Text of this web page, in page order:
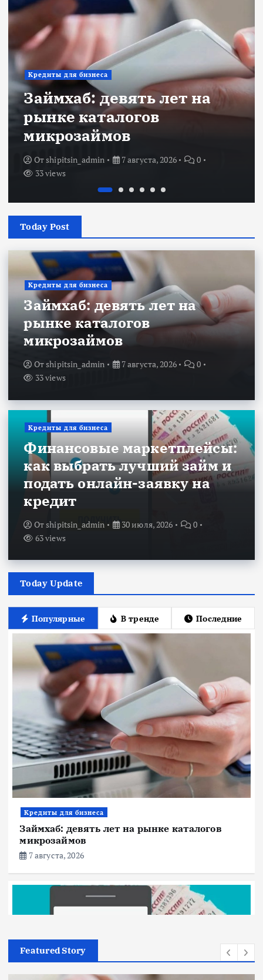
Кредиты для бизнеса
Займхаб: девять лет на
рынке каталогов
микрозаймов
Отshipitsin_admin 7 августа, 2026
0
33 views
Today Post
Кредиты для бизнеса
Займхаб: девять лет на
рынке каталогов
микрозаймов
Отshipitsin_admin 7 августа, 2026
0
33 views
Кредиты для бизнеса
Финансовые маркетплейсы:
как выбрать лучший займ и
подать онлайн-заявку на
кредит
От shipitsin_admin 30 июля, 2026
0
63 views
Today Update
Популярные В тренде Последние
Кредиты для бизнеса
Займхаб: девять лет на рынке каталогов
микрозаймов
7 августа, 2026
Featured Story